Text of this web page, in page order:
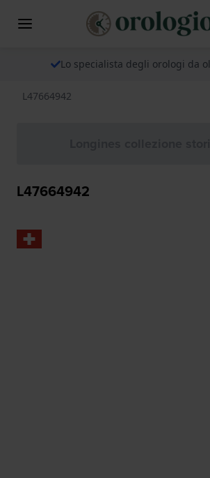
Lo specialista degli orologi da
L47664942
L47664942